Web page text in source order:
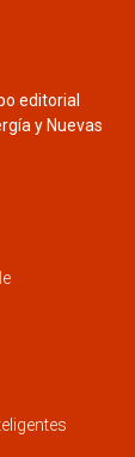
editorial
y Nuevas